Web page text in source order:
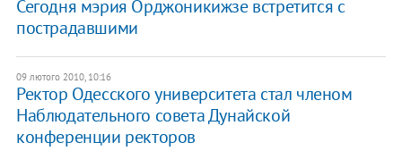
Сегодня мэрия Орджоникижзе встретится с
пострадавшими
09 лютого 2010, 10:16
Ректор Одесского университета стал членом
Наблюдательного совета Дунайской
конференции ректоров